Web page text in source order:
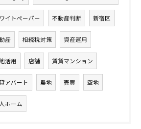
イトペーパー 不動産判断 新宿区
産 相続税対策 資産運用
活用 店舗 賃貸マンション
アパート 農地 売買 空地
ホーム